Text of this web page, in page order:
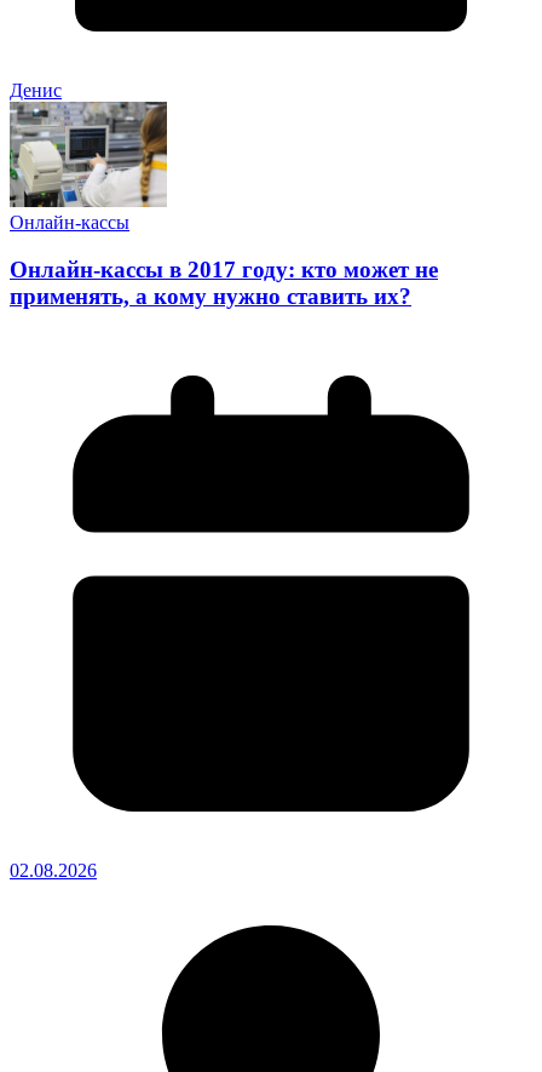
Денис
Онлайн-кассы
Онлайн-кассы в 2017 году: кто может не
применять, а кому нужно ставить их?
02.08.2026